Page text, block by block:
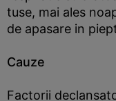
tuse, mai ales
de apasare in
Cauze
Factorii